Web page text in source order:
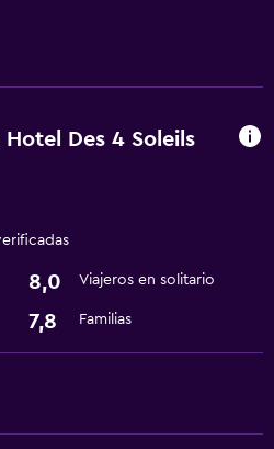
Des 4 Soleils
8,0 Viajeros en solitario
7,8 Familias